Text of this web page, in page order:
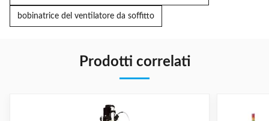
bobinatrice del ventilatore da soffitto
Prodotti correlati